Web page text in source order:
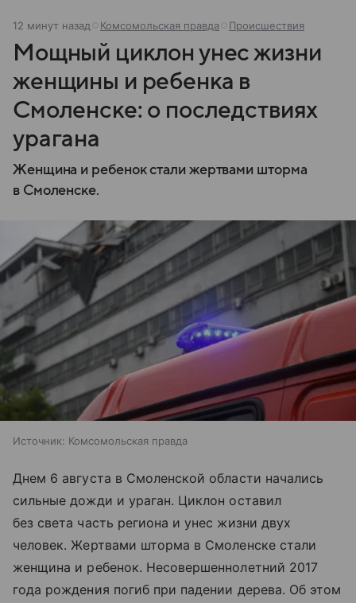
12 минут назад Комсомольская правда Происшествия
Мощный циклон унес жизни
женщины и ребенка в
Смоленске: о последствиях
урагана
Женщина и ребенок стали жертвами шторма
в Смоленске.
Источник: Комсомольская правда
Днем 6 августа в Смоленской области начались
сильные дожди и ураган. Циклон оставил
без света часть региона и унес жизни двух
человек. Жертвами шторма в Смоленске стали
женщина и ребенок. Несовершеннолетний 2017
года рождения погиб при падении дерева. Об этом